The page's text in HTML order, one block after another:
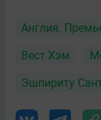
Англия.
Вест Хэм
Эшпириту